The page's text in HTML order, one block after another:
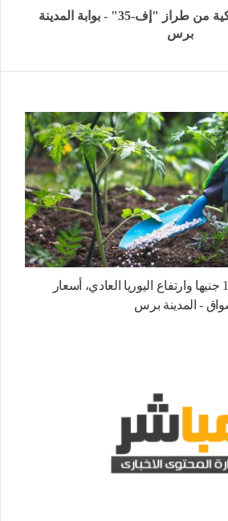
تحطم مقاتلة أميركية من طراز "إف-35" - بوابة المدينة
برس
انخفاض السلفات 1025 جنيها وارتفاع اليوريا العادي، أسعار
- المدينة برس